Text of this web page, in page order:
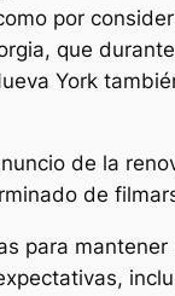
por
que
York
de la
de
para